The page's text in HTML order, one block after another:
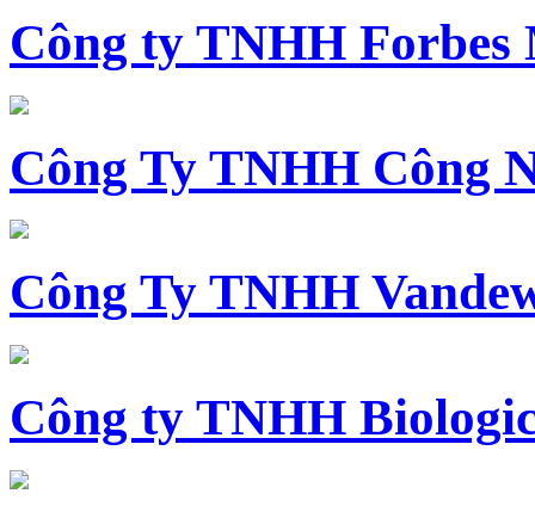
Công ty TNHH
Công Ty TNHH Công
Công Ty TNHH
Công ty TNHH